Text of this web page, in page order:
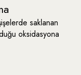
saklanan
oksidasyona